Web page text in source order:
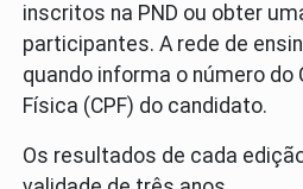
inscritos na PND ou obter
participantes. A rede de
quando informa o número do
Física (CPF) do candidato.
Os resultados de cada